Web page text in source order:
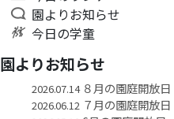
園よりお知らせ
今日の学童
園よりお知らせ
2026.07.14８月の園庭開放日
2026.06.12 ７月の園庭開放日